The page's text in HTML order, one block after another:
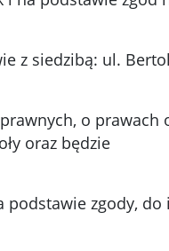
z siedzibą: ul.
o prawach
oraz będzie
podstawie zgody, do